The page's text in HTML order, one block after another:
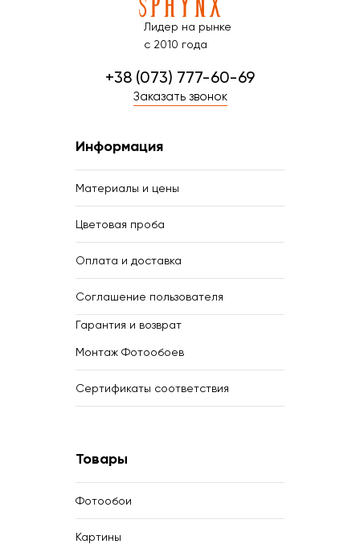
Лидер на рынке
с 2010 года
+38 (073) 777-60-69
Заказать звонок
Информация
Материалы и цены
Цветовая проба
Оплата и доставка
Соглашение пользователя
Гарантия и возврат
Монтаж Фотообоев
Сертификаты соответствия
Товары
Фотообои
Картины